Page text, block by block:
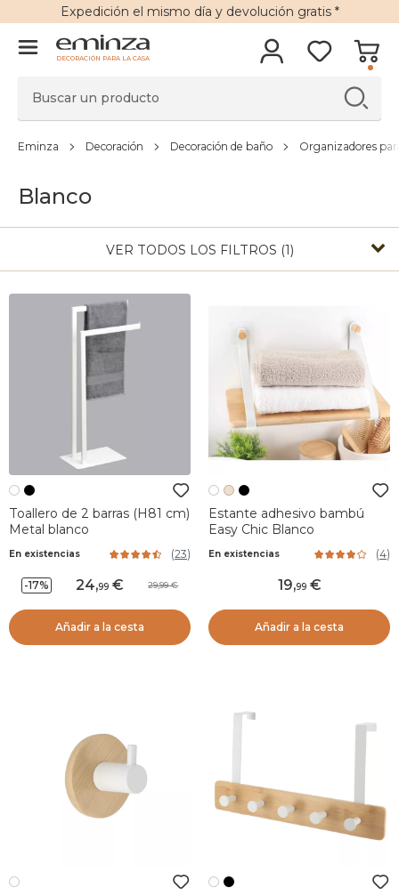
Expedición el mismo día y devolución gratis*
DECORACIÓN PARA LA CASA
Eminza Decoración Decoración de baño Organizadores
Blanco
VER TODOS LOS FILTROS (1)
Toallero de 2 barras (H81 cm)
Metal blanco
En existencias (23)
-17% 24,99 29,99
Añadir a la cesta
Estante adhesivo bambú
Easy Chic Blanco
En existencias (4)
19,99
Añadir a la cesta